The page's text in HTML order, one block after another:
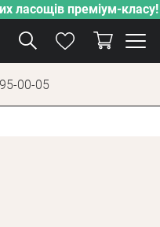
ласощів преміум-класу!
00-05